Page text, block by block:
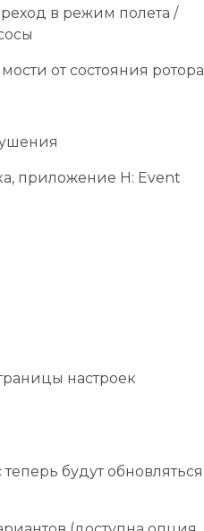
в режим полета /
от состояния ротора
приложение H: Event
настроек
будут обновляться